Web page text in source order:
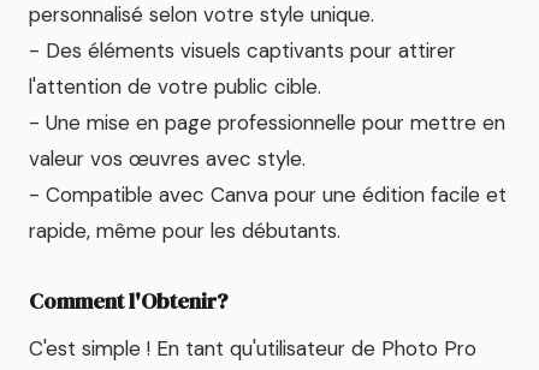
personnalisé selon votre style unique.
- Des éléments visuels captivants pour attirer
l'attention de votre public cible.
- Une mise en page professionnelle pour mettre en
valeur vos œuvres avec style.
- Compatible avec Canva pour une édition facile et
rapide, même pour les débutants.
Comment l'Obtenir?
C'est simple ! En tant qu'utilisateur de Photo Pro